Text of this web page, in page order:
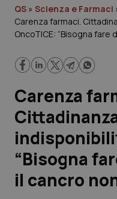
Governo e
Regioni e Asl
Lavoro e Professioni
Scienza e Farmaci
Studi e Analisi
Lettere al direttore
QS » Scienza e Farmaci
Carenza farmaci.
OncoTICE: “Bisogna fare
Carenza
“Bisogna
il cancro